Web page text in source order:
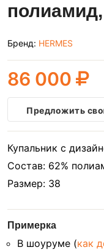
Бренд: HERMES
86 000
Предложить
Купальник с
Состав: 62%
Размер: 38
Примерка
В шоуруме (как